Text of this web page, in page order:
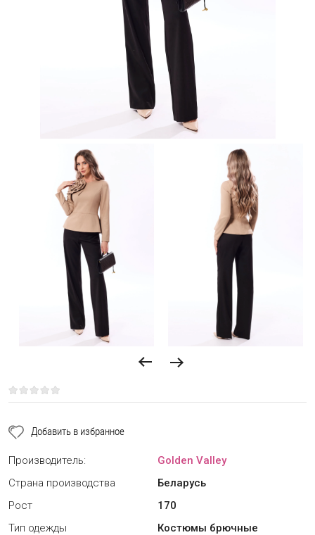
Добавить в избранное
Производитель:
Golden Valley
Страна производства
Беларусь
Рост
170
Тип одежды
Костюмы брючные